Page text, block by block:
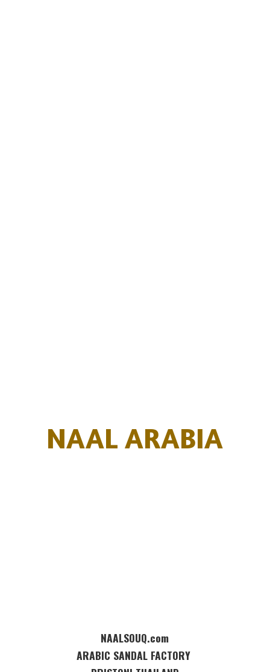
NAAL ARABIA
NAALSOUQ.com
ARABIC SANDAL FACTORY